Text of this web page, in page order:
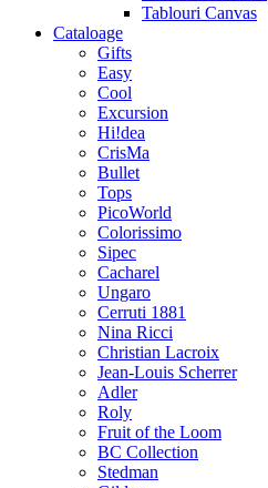
Tablouri Canvas
Cataloage
Gifts
Easy
Cool
Excursion
Hi!dea
CrisMa
Bullet
Tops
PicoWorld
Colorissimo
Sipec
Cacharel
Ungaro
Cerruti 1881
Nina Ricci
Christian Lacroix
Jean-Louis Scherrer
Adler
Roly
Fruit of the Loom
BC Collection
Stedman